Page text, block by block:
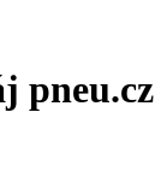
pneu.cz